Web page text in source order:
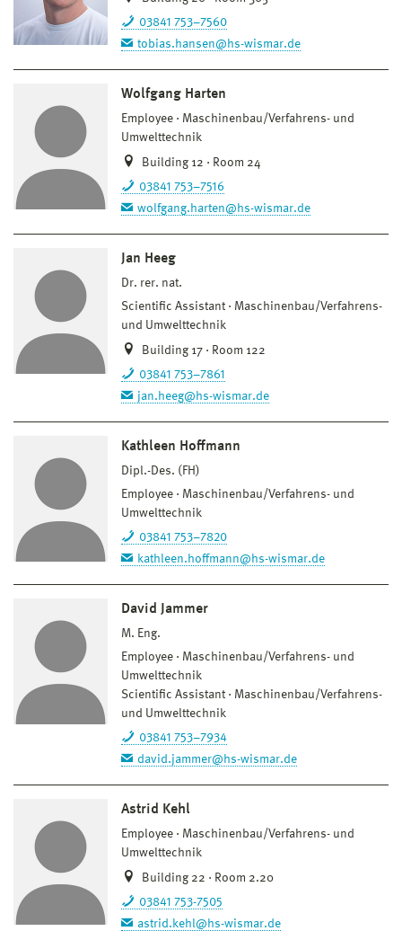
03841 753–7560
tobias.hansen@hs-wismar.de
Wolfgang Harten
Employee
Maschinenbau/Verfahrens- und
Umwelttechnik
Building 12 · Room 24
03841 753–7516
wolfgang.harten@hs-wismar.de
Jan Heeg
Dr. rer. nat.
Scientific Assistant
Maschinenbau/Verfahrens-
und Umwelttechnik
Building 17 · Room 122
03841 753–7861
jan.heeg@hs-wismar.de
Kathleen Hoffmann
Dipl.-Des. (FH)
Employee
Maschinenbau/Verfahrens- und
Umwelttechnik
03841 753–7820
kathleen.hoffmann@hs-wismar.de
David Jammer
M. Eng.
Employee
Maschinenbau/Verfahrens- und
Umwelttechnik
Scientific Assistant
Maschinenbau/Verfahrens-
und Umwelttechnik
03841 753–7934
david.jammer@hs-wismar.de
Astrid Kehl
Employee
Maschinenbau/Verfahrens- und
Umwelttechnik
Building 22 · Room 2.20
03841 753-7505
astrid.kehl@hs-wismar.de